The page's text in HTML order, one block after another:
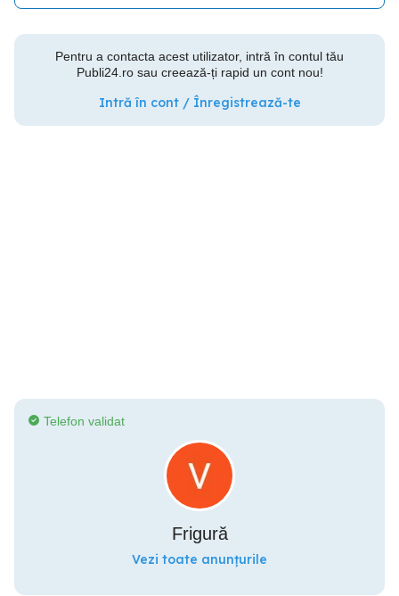
Pentru a contacta acest utilizator, intră în contul tău
Publi24.ro sau creează-ți rapid un cont nou!
Intră în cont / Înregistrează-te
Telefon validat
Frigură
Vezi toate anunțurile